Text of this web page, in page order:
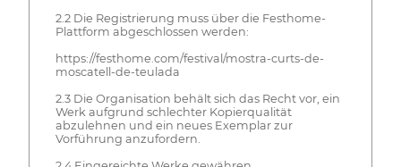
2.2 Die Registrierung muss über die Festhome-
Plattform abgeschlossen werden:
https://festhome.com/festival/mostra-curts-de-
moscatell-de-teulada
2.3 Die Organisation behält sich das Recht vor, ein
Werk aufgrund schlechter Kopierqualität
abzulehnen und ein neues Exemplar zur
Vorführung anzufordern.